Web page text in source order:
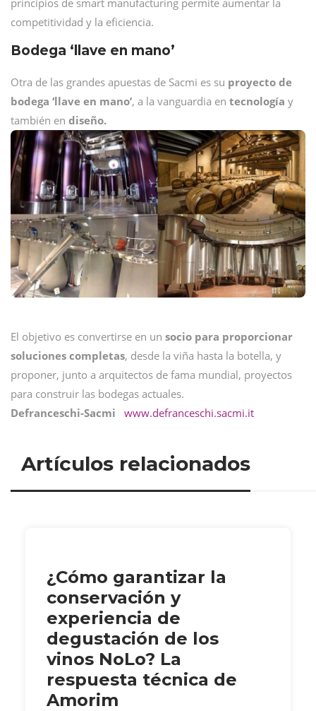
principios de smart manufacturing permite aumentar la
competitividad y la eficiencia.
Bodega ‘llave en mano’
Otra de las grandes apuestas de Sacmi es su proyecto de
bodega ‘llave en mano’, a la vanguardia en tecnología y
también en diseño.
El objetivo es convertirse en un socio para proporcionar
soluciones completas, desde la viña hasta la botella, y
proponer, junto a arquitectos de fama mundial, proyectos
para construir las bodegas actuales.
Defranceschi-Sacmi
www.defranceschi.sacmi.it
Artículos relacionados
¿Cómo garantizar la
conservación y
experiencia de
degustación de los
vinos NoLo? La
respuesta técnica de
Amorim